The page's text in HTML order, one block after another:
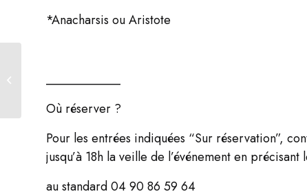
*Anacharsis ou Aristote
____________
Où réserver ?
Pour les entrées indiquées “Sur réservation”,
jusqu’à 18h la veille de l’événement en
au standard 04 90 86 59 64
André Marcon litLe